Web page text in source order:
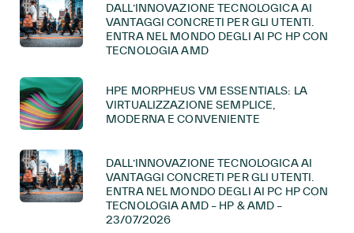
DALL’INNOVAZIONE TECNOLOGICA AI
VANTAGGI CONCRETI PER GLI UTENTI.
ENTRA NEL MONDO DEGLI AI PC HP CON
TECNOLOGIA AMD
HPE MORPHEUS VM ESSENTIALS: LA
VIRTUALIZZAZIONE SEMPLICE,
MODERNA E CONVENIENTE
DALL’INNOVAZIONE TECNOLOGICA AI
VANTAGGI CONCRETI PER GLI UTENTI.
ENTRA NEL MONDO DEGLI AI PC HP CON
TECNOLOGIA AMD – HP & AMD –
23/07/2026